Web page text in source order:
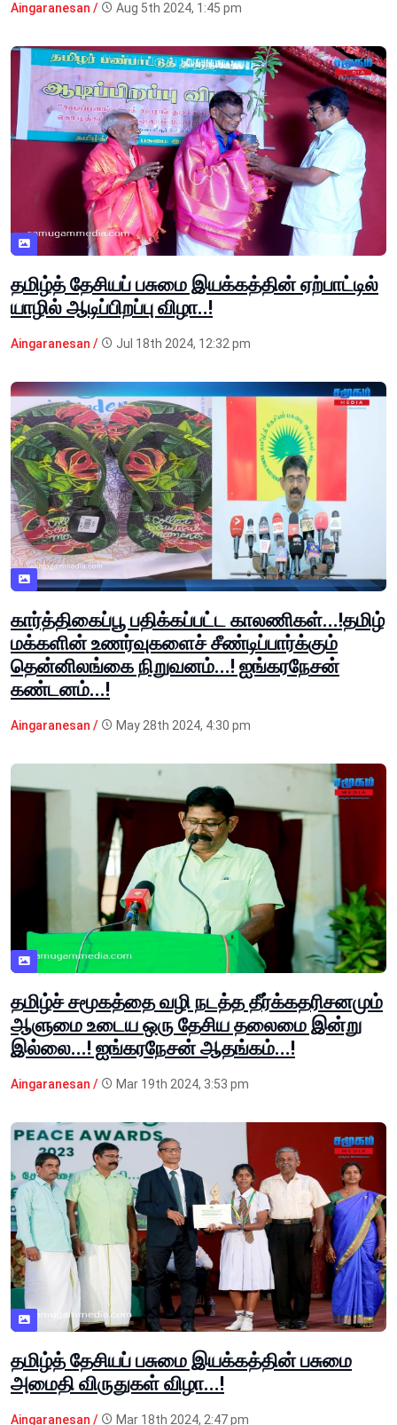
Aingaranesan / Aug 5th 2024, 1:45 pm
தமிழ்த் தேசியப் பசுமை இயக்கத்தின் ஏற்பாட்டில்
யாழில் ஆடிப்பிறப்பு விழா..!
Aingaranesan / Jul 18th 2024, 12:32 pm
கார்த்திகைப்பூ பதிக்கப்பட்ட காலணிகள்...!தமிழ்
மக்களின் உணர்வுகளைச் சீண்டிப்பார்க்கும்
தென்னிலங்கை நிறுவனம்...! ஐங்கரநேசன்
கண்டனம்...!
Aingaranesan / May 28th 2024, 4:30 pm
தமிழ்ச் சமூகத்தை வழி நடத்த தீர்க்கதரிசனமும்
ஆளுமை உடைய ஒரு தேசிய தலைமை இன்று
இல்லை...! ஐங்கரநேசன் ஆதங்கம்...!
Aingaranesan / Mar 19th 2024, 3:53 pm
தமிழ்த் தேசியப் பசுமை இயக்கத்தின் பசுமை
அமைதி விருதுகள் விழா...!
Aingaranesan / Mar 18th 2024, 2:47 pm